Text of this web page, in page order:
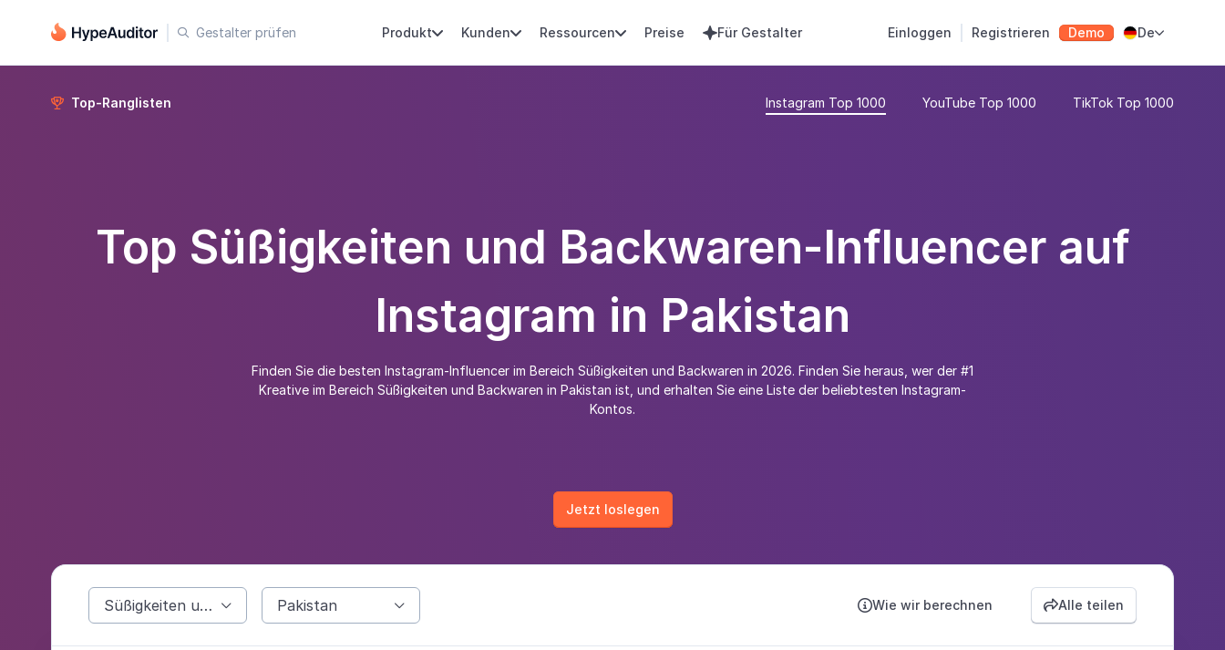
 Gestalter prüfen 
Produkt 
Kunden 
Ressourcen Preise Für Gestalter Einloggen Registrieren Demo De
 Top-Ranglisten Instagram Top 1000 YouTube Top 1000 TikTok Top 1000
Top Süßigkeiten und Backwaren-Influencer auf
Instagram in Pakistan
Finden Sie die besten Instagram-Influencer im Bereich Süßigkeiten und Backwaren in 2026. Finden Sie heraus, wer der #1
Kreative im Bereich Süßigkeiten und Backwaren in Pakistan ist, und erhalten Sie eine Liste der beliebtesten Instagram-
Kontos.
Jetzt loslegen
Süßigkeiten und Backwaren  Pakistan  Wie wir berechnen Alle teilen